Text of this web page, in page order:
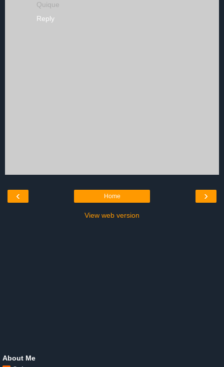
Quique
Reply
‹ ›
Home
View web version
About Me